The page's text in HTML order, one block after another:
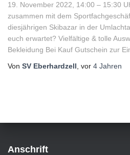
19. November 2022, 14:00 – 15:30
zusammen mit dem
diesjährigen Skibazar in der
euch erwartet? Vielfältige & tolle
Bekleidung Bei Kauf Gutschein zur
Von SV Eberhardzell , vor 4 Jahren
Anschrift